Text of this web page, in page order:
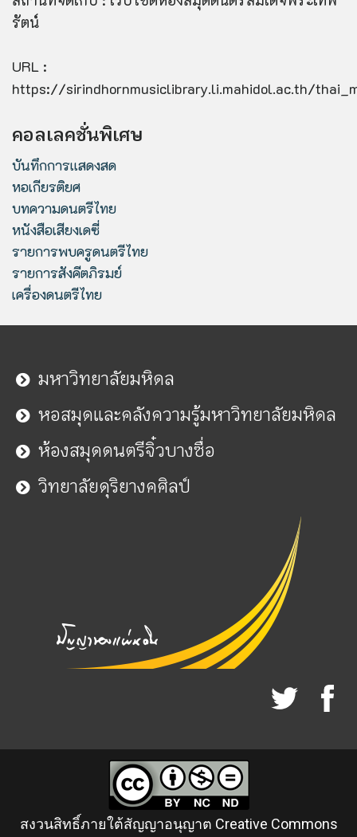
รัตน์
URL :
https://sirindhornmusiclibrary.li.mahidol.ac.th/
คอลเลคชั่นพิเศษ
บันทึกการแสดงสด
หอเกียรติยศ
บทความดนตรีไทย
หนังสือเสียงเดซี่
รายการพบครูดนตรีไทย
รายการสังคีตภิรมย์
เครื่องดนตรีไทย
มหาวิทยาลัยมหิดล
หอสมุดและคลังความรู้มหาวิทยาลัยมหิดล
ห้องสมุดดนตรีจิ๋วบางซื่อ
วิทยาลัยดุริยางคศิลป์
สงวนสิทธิ์ภายใต้สัญญาอนุญาต Creative Commons